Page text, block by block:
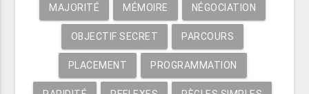
MAJORITÉ MÉMOIRE NÉGOCIATION
OBJECTIF SECRET PARCOURS
PLACEMENT PROGRAMMATION